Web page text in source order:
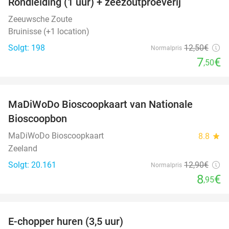
Zeeuwsche Zoute
Bruinisse (+1 location)
Solgt: 198
Normalpris 12,50€
7,50€
MaDiWoDo Bioscoopkaart van Nationale
Bioscoopbon
MaDiWoDo Bioscoopkaart 8.8 star
Zeeland
Solgt: 20.161
Normalpris 12,90€
8,95€
E-chopper huren (3,5 uur)